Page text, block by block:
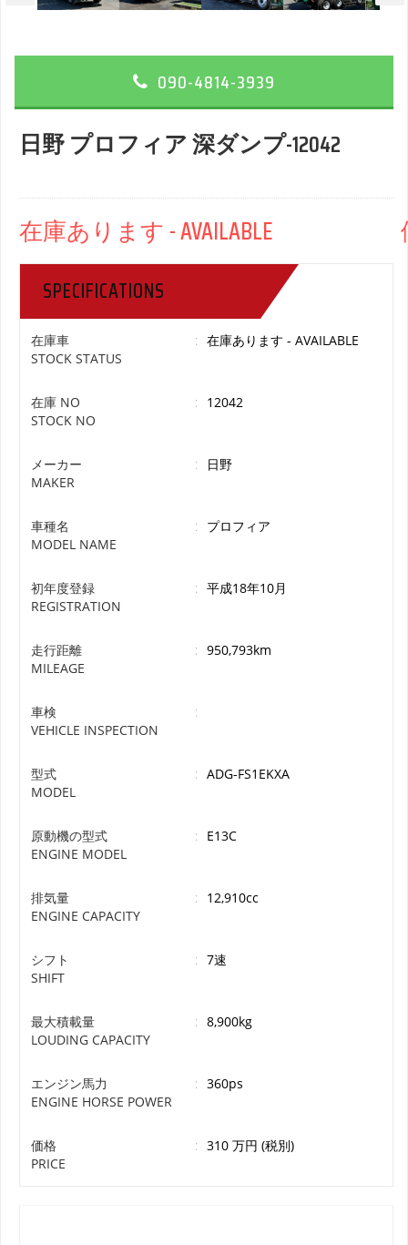
090-4814-3939
日野 プロフィア 深ダンプ-12042
在庫あります - AVAILABLE 価
SPECIFICATIONS
在庫車
STOCK STATUS
: 在庫あります - AVAILABLE
在庫 NO
STOCK NO
: 12042
メーカー
MAKER
: 日野
車種名
MODEL NAME
: プロフィア
初年度登録
REGISTRATION
: 平成18年10月
走行距離
MILEAGE
: 950,793km
車検
VEHICLE INSPECTION
:
型式
MODEL
: ADG-FS1EKXA
原動機の型式
ENGINE MODEL
: E13C
排気量
ENGINE CAPACITY
: 12,910cc
シフト
SHIFT
: 7速
最大積載量
LOUDING CAPACITY
: 8,900kg
エンジン馬力
ENGINE HORSE POWER
: 360ps
価格
PRICE
: 310 万円 (税別)